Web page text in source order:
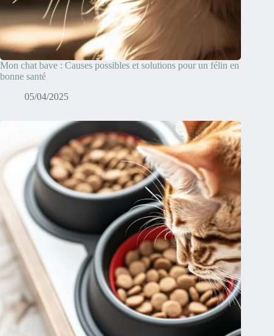
Mon chat bave : Causes possibles et solutions pour un félin en
bonne santé
05/04/2025